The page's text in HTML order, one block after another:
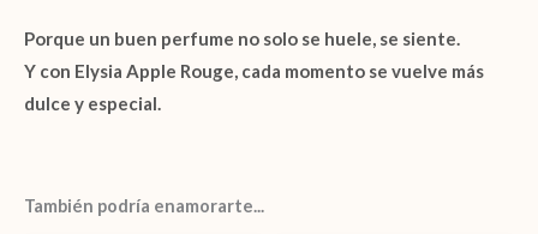
Porque un buen perfume no solo se huele, se siente.
Y con Elysia Apple Rouge, cada momento se vuelve más
dulce y especial.
También podría enamorarte...